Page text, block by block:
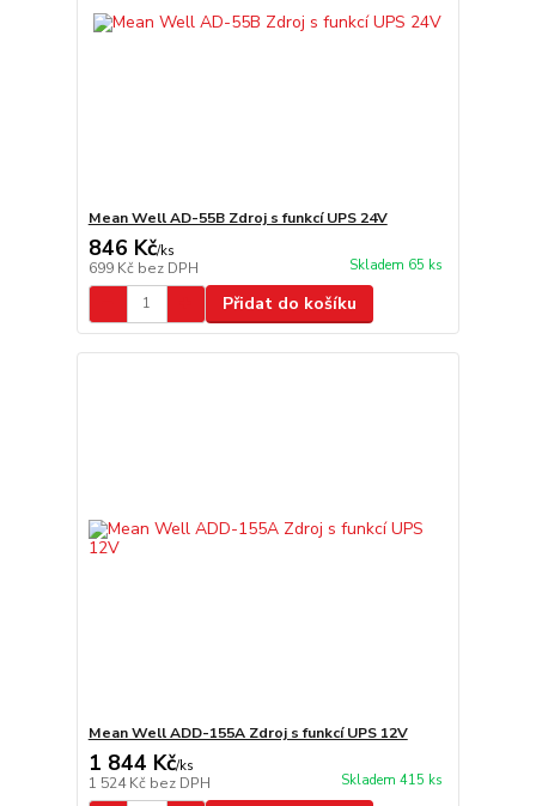
Mean Well AD-55B Zdroj s funkcí UPS 24V
846 Kč/ks
699 Kč bez DPH Skladem 65 ks
Přidat do košíku
Mean Well ADD-155A Zdroj s funkcí UPS 12V
1 844 Kč/ks
1 524 Kč bez DPH Skladem 415 ks